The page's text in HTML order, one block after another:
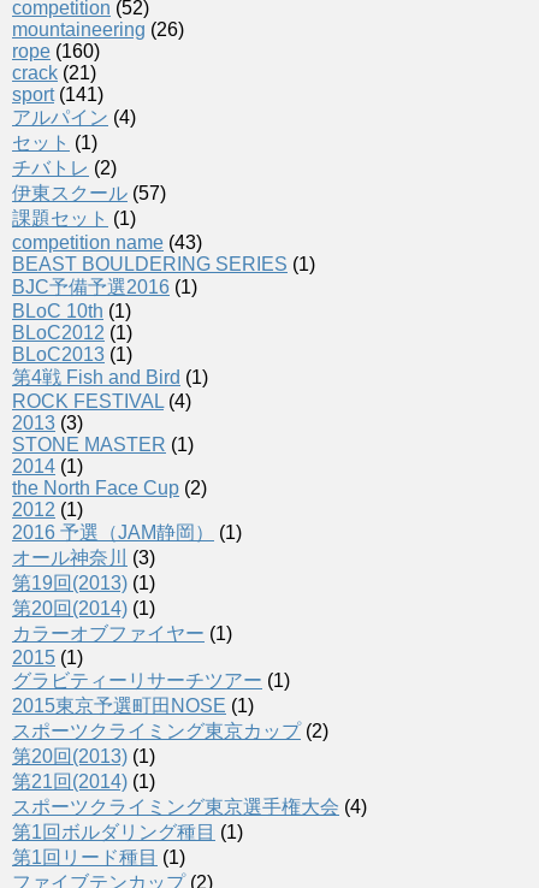
competition (52)
mountaineering (26)
rope (160)
crack (21)
sport(141)
アルパイン (4)
セット (1)
チバトレ (2)
伊東スクール (57)
課題セット (1)
competition name (43)
BEAST BOULDERING SERIES (1)
BJC予備予選2016 (1)
BLoC 10th (1)
BLoC2012 (1)
BLoC2013 (1)
第4戦 Fish and Bird (1)
ROCK FESTIVAL (4)
2013 (3)
STONE MASTER (1)
2014 (1)
the North Face Cup (2)
2012 (1)
2016 予選（JAM静岡）
(1)
オール神奈川
(3)
第19回(2013) (1)
第20回(2014) (1)
カラーオブファイヤー (1)
2015 (1)
グラビティーリサーチツアー (1)
2015東京予選町田NOSE (1)
スポーツクライミング東京カップ(2)
第20回(2013) (1)
第21回(2014) (1)
スポーツクライミング東京選手権大会 (4)
第1回ボルダリング種目 (1)
第1回リード種目 (1)
ファイブテンカップ(2)